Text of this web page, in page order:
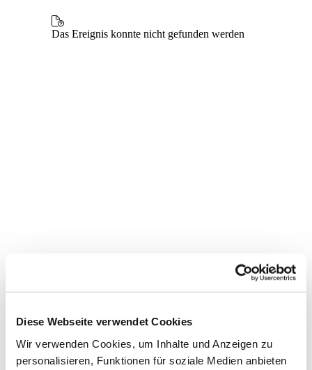
Diese Webseite verwendet Cookies
Wir verwenden Cookies, um Inhalte und Anzeigen zu
personalisieren, Funktionen für soziale Medien anbieten
interessieren